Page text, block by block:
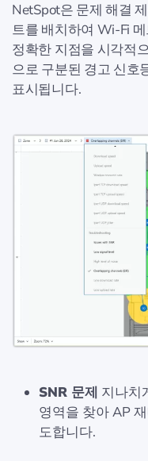
NetSpot은 문제 해결
트를 배치하여 Wi-Fi
정확한 지점을 시각적
으로 구분된 경고 신호
표시됩니다.
SNR 문제 지나치
영역을 찾아 AP
도합니다.